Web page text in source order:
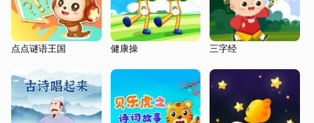
点点谜语王国 健康操 三字经